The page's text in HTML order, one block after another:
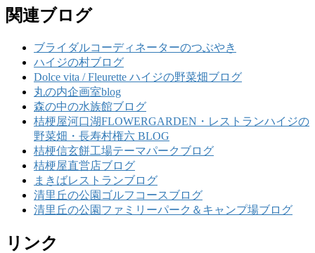
関連ブログ
ブライダルコーディネーターのつぶやき
ハイジの村ブログ
Dolce vita / Fleurette ハイジの野菜畑ブログ
丸の内企画室blog
森の中の水族館ブログ
桔梗屋河口湖FLOWERGARDEN・レストランハイジの
野菜畑・長寿村権六 BLOG
桔梗信玄餅工場テーマパークブログ
桔梗屋直営店ブログ
まきばレストランブログ
清里丘の公園ゴルフコースブログ
清里丘の公園ファミリーパーク＆キャンプ場ブログ
リンク